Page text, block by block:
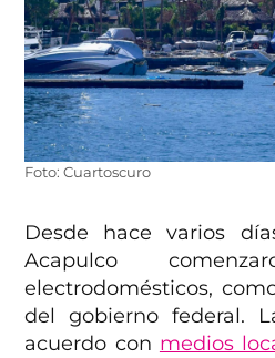
Foto: Cuartoscuro
Desde hace varios
Acapulco
electrodomésticos,
del gobierno federal.
acuerdo con medios